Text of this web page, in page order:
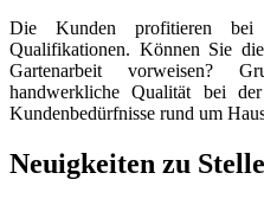
Die Kunden profitieren bei
Qualifikationen. Können Sie
Gartenarbeit vorweisen?
handwerkliche Qualität bei
Kundenbedürfnisse rund um
Neuigkeiten zu